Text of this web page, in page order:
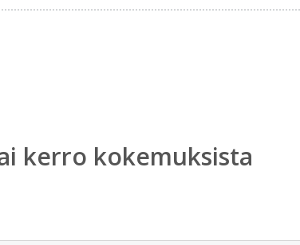
kerro kokemuksista